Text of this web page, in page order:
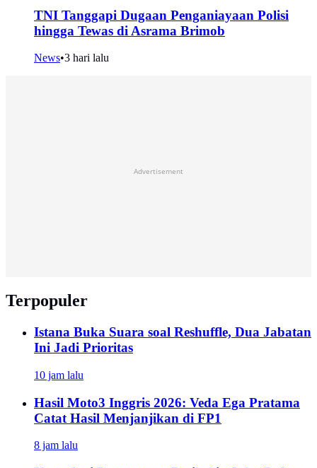
TNI Tanggapi Dugaan Penganiayaan Polisi
hingga Tewas di Asrama Brimob
News•3 hari lalu
Advertisement
Terpopuler
Istana Buka Suara soal Reshuffle, Dua Jabatan
Ini Jadi Prioritas
10 jam lalu
Hasil Moto3 Inggris 2026: Veda Ega Pratama
Catat Hasil Menjanjikan di FP1
8 jam lalu